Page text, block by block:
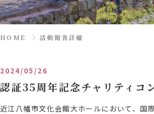
HOME 〉活動報告詳細
2024/05/26
認証35周年記念チャリティコ
近江八幡市文化会館大ホールにおいて、国